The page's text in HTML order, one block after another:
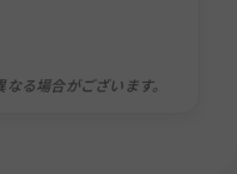
る場合がございます。